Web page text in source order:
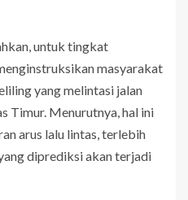
untuk tingkat
masyarakat
yang melintasi jalan
Timur. Menurutnya, hal ini
arus lalu lintas, terlebih
diprediksi akan terjadi